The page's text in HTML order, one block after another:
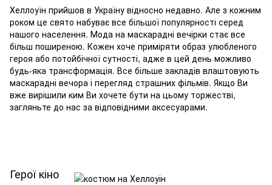
Хеллоуїн прийшов в Україну відносно недавно. Але з кожним
роком це свято набуває все більшої популярності серед
нашого населення. Мода на маскарадні вечірки стає все
більш поширеною. Кожен хоче приміряти образ улюбленого
героя або потойбічної сутності, адже в цей день можливо
будь-яка трансформація. Все більше закладів влаштовують
маскарадні вечора і перегляд страшних фільмів. Якщо Ви
вже вирішили ким Ви хочете бути на цьому торжестві,
загляньте до нас за відповідними аксесуарами.
Герої кіно